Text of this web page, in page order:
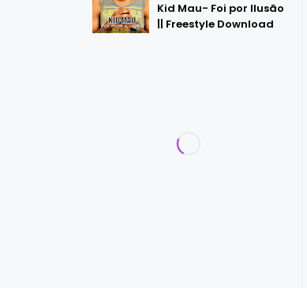
Kid Mau- Foi por Ilusão
|| Freestyle Download